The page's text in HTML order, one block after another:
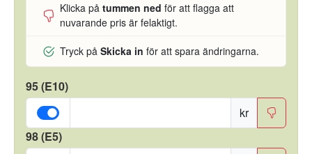
Klicka på tummen ned för att flagga att
nuvarande pris är felaktigt.
Tryck på Skicka in för att spara ändringarna.
95 (E10)
kr
98 (E5)